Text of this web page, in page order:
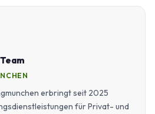
erbringt seit 2025
für Privat- und